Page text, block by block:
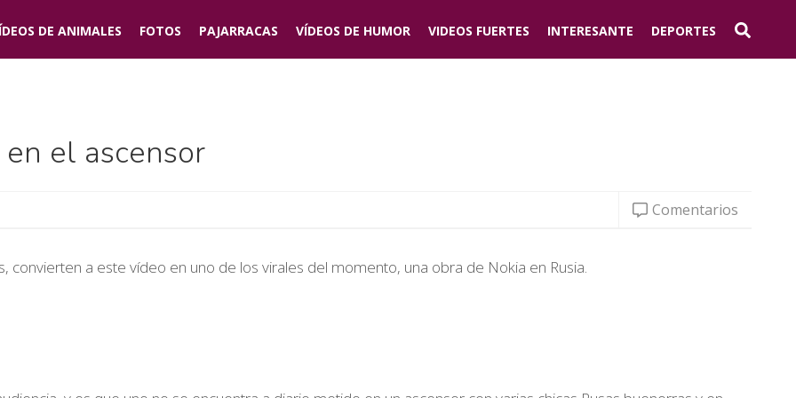
DE ANIMALES FOTOS PAJARRACAS VÍDEOS DE HUMOR VIDEOS FUERTES INTERESANTE DEPORTES
el ascensor
Comentarios
convierten a este vídeo en uno de los virales del momento, una obra de Nokia en Rusia.